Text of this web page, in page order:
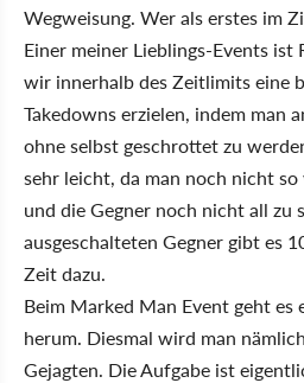
Wegweisung. Wer als erstes im
Einer meiner Lieblings-Events ist
wir innerhalb des Zeitlimits eine
Takedowns erzielen, indem man
ohne selbst geschrottet zu
sehr leicht, da man noch nicht
und die Gegner noch nicht all zu
ausgeschalteten Gegner gibt es
Zeit dazu.
Beim Marked Man Event geht es
herum. Diesmal wird man
Gejagten. Die Aufgabe ist